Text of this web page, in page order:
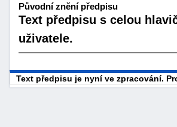
Původní znění předpisu
Text předpisu s celou
uživatele.
Text předpisu je nyní ve zpracování.